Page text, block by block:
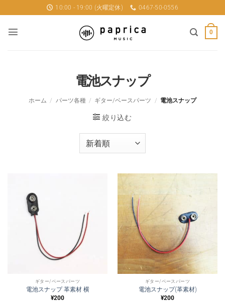
to
content
10:00 - 19:00 (火曜定休) 0467-50-0556
0
電池スナップ
ホーム / パーツ各種 / ギター/ベースパーツ / 電池スナップ
絞り込む
ギター/ベースパーツ
電池スナップ 革素材 横
¥200
ギター/ベースパーツ
電池スナップ(革素材)
¥200